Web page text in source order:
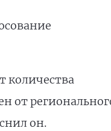
количества
от
он.